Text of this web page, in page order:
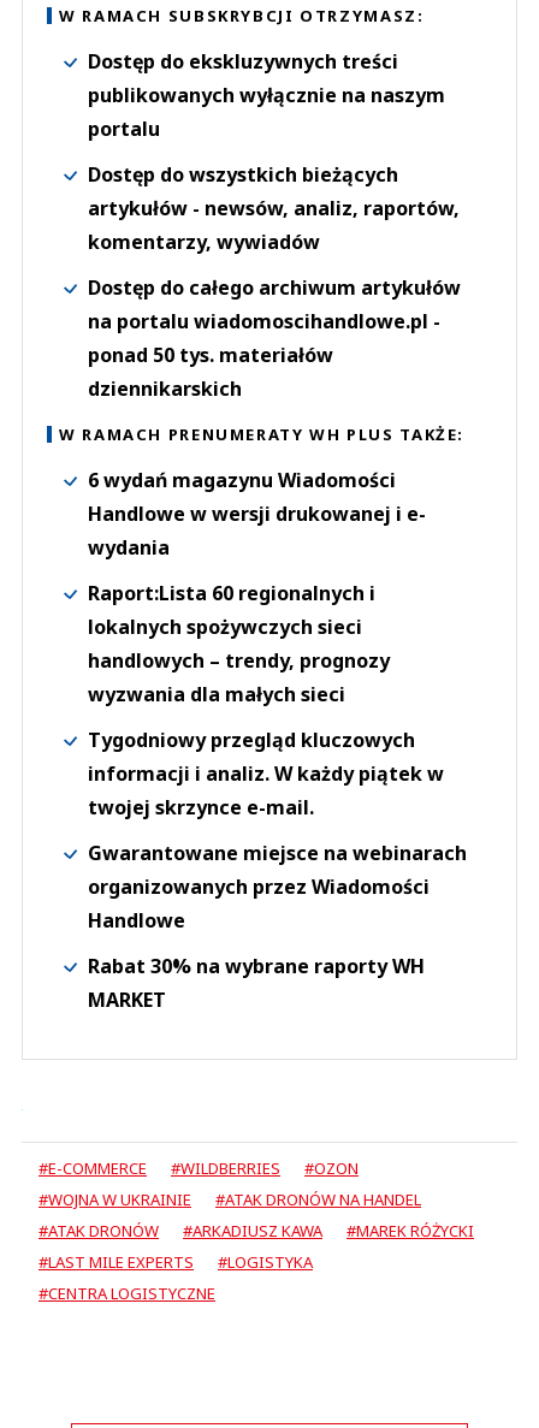
W RAMACH SUBSKRYBCJI OTRZYMASZ:
Dostęp do ekskluzywnych treści
publikowanych wyłącznie na naszym
portalu
Dostęp do wszystkich bieżących
artykułów - newsów, analiz, raportów,
komentarzy, wywiadów
Dostęp do całego archiwum artykułów
na portalu wiadomoscihandlowe.pl -
ponad 50 tys. materiałów
dziennikarskich
W RAMACH PRENUMERATY WH PLUS TAKŻE:
6 wydań magazynu Wiadomości
Handlowe w wersji drukowanej i e-
wydania
Raport:Lista 60 regionalnych i
lokalnych spożywczych sieci
handlowych – trendy, prognozy
wyzwania dla małych sieci
Tygodniowy przegląd kluczowych
informacji i analiz. W każdy piątek w
twojej skrzynce e-mail.
Gwarantowane miejsce na webinarach
organizowanych przez Wiadomości
Handlowe
Rabat 30% na wybrane raporty WH
MARKET
#E-COMMERCE #WILDBERRIES
#OZON
#WOJNA W UKRAINIE
#ATAK DRONÓW NA HANDEL
#ATAK DRONÓW
#ARKADIUSZ KAWA
#MAREK RÓŻYCKI
#LAST MILE EXPERTS
#LOGISTYKA
#CENTRA LOGISTYCZNE